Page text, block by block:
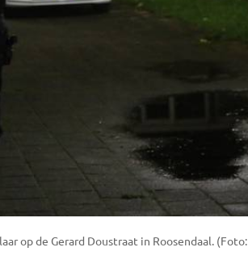
op de Gerard Doustraat in Roosendaal. (Foto: